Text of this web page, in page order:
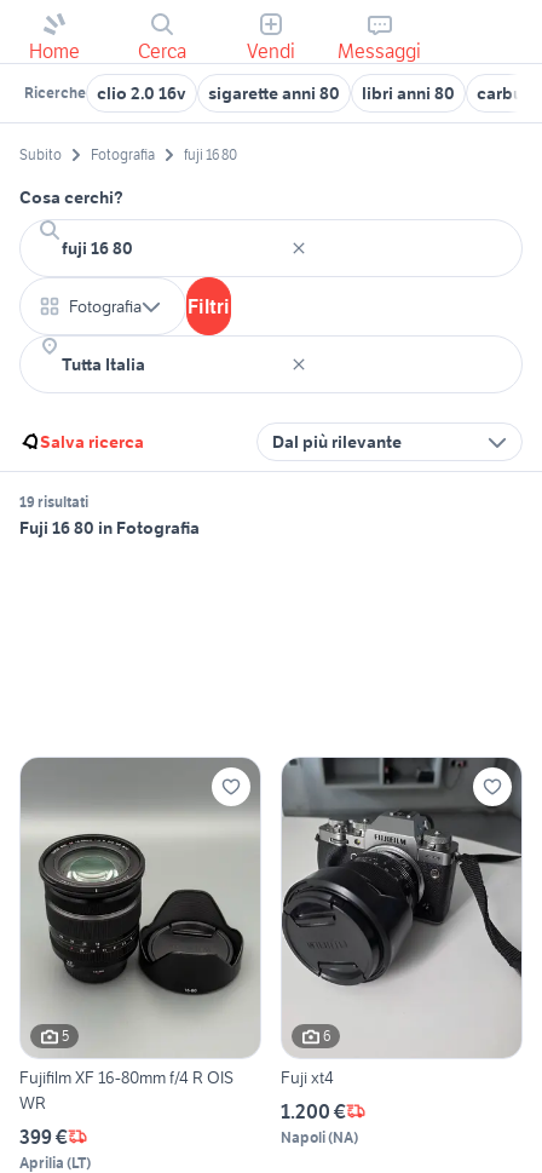
Home Cerca Vendi Messaggi
Ricerche clio 2.0 16v sigarette anni 80 libri anni 80
Subito Fotografia fuji 16 80
Cosa cerchi?
Fotografia Filtri
Salva ricerca Dal più rilevante
19 risultati
Fuji 16 80 in Fotografia
5
Fujifilm XF 16-80mm f/4 R OIS
WR
399 €
Aprilia (LT)
6
Fuji xt4
1.200 €
Napoli(NA)